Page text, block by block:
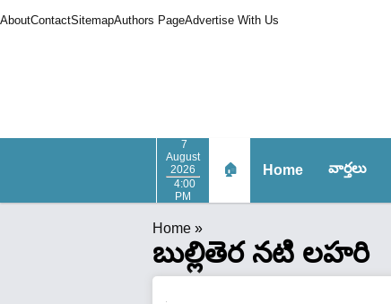
AboutContactSitemapAuthors PageAdvertise With Us
7
August
2026
4:00
PM
🏠 Home వార్త‌లు
Home »
బుల్లితెర నటి లహరి